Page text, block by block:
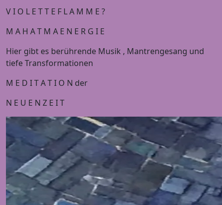
V I O L E T T E F L A M M E ?
M A H A T M A E N E R G I E
Hier gibt es berührende Musik , Mantrengesang und
tiefe Transformationen
M E D I T A T I O N der
N E U E N Z E I T